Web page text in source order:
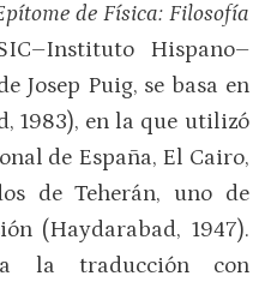
de Física: Filosofía
Hispano–
Josep Puig, se basa en
1983), en la que utilizó
de España, El Cairo,
de Teherán, uno de
(Haydarabad, 1947).
la traducción con